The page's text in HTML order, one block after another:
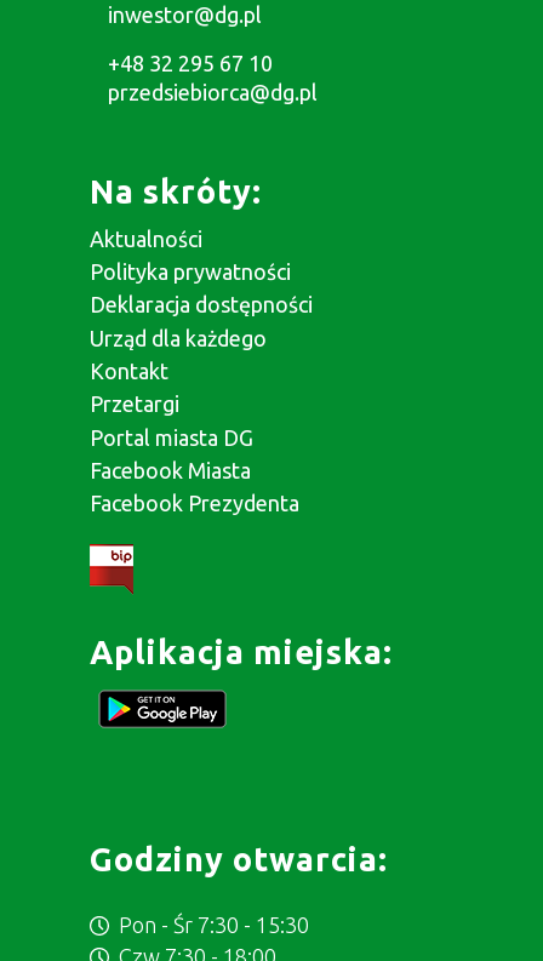
inwestor@dg.pl
+48 32 295 67 10
przedsiebiorca@dg.pl
Na skróty:
Aktualności
Polityka prywatności
Deklaracja dostępności
Urząd dla każdego
Kontakt
Przetargi
Portal miasta DG
Facebook Miasta
Facebook Prezydenta
Aplikacja miejska:
Godziny otwarcia:
Pon - Śr 7:30 - 15:30